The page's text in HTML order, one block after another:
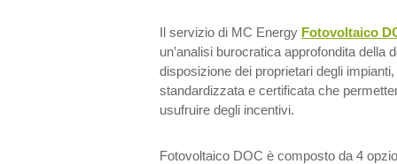
Il servizio di MC Energy Fotovoltaico
un’analisi burocratica approfondita della
disposizione dei proprietari degli
standardizzata e certificata che
usufruire degli incentivi.
Fotovoltaico DOC è composto da 4